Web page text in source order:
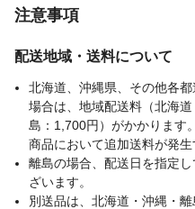
注意事項
配送地域・送料について
北海道、沖縄県、その他各
場合は、地域配送料（北海
島：1,700円）がかかります
商品において追加送料が発生
離島の場合、配送日を指定
ざいます。
別送品は、北海道・沖縄・